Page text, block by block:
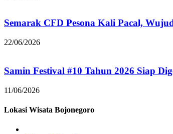
Semarak CFD Pesona Kali Pacal,
22/06/2026
Samin Festival #10 Tahun 2026 Siap
11/06/2026
Lokasi Wisata Bojonegoro